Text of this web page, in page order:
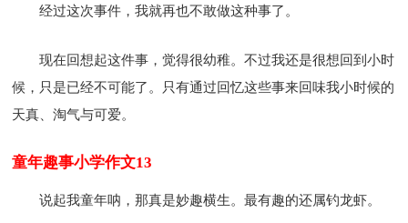
经过这次事件，我就再也不敢做这种事了。
现在回想起这件事，觉得很幼稚。不过我还是很想回到小时
候，只是已经不可能了。只有通过回忆这些事来回味我小时候的
天真、淘气与可爱。
童年趣事小学作文13
说起我童年呐，那真是妙趣横生。最有趣的还属钓龙虾。